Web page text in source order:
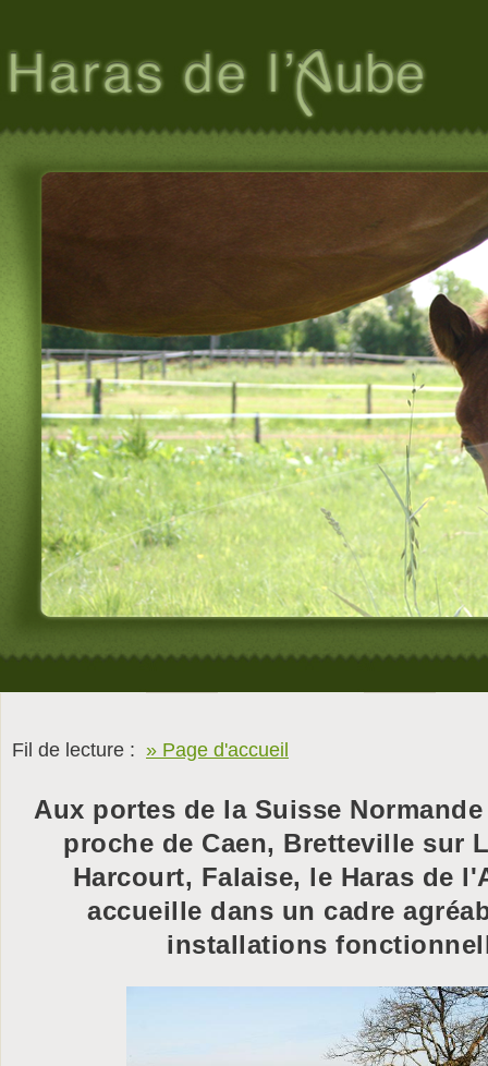
Fil de lecture : » Page d'accueil
Aux portes de la Suisse
proche de Caen, Bretteville sur
Harcourt, Falaise, le Haras de
accueille dans un cadre
installations